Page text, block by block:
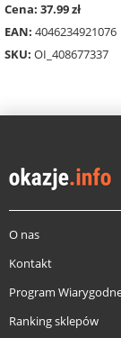
Cena: 37.99 zł
EAN: 4046234921076
SKU: OI_408677337
O nas
Kontakt
Program
Ranking sklepów